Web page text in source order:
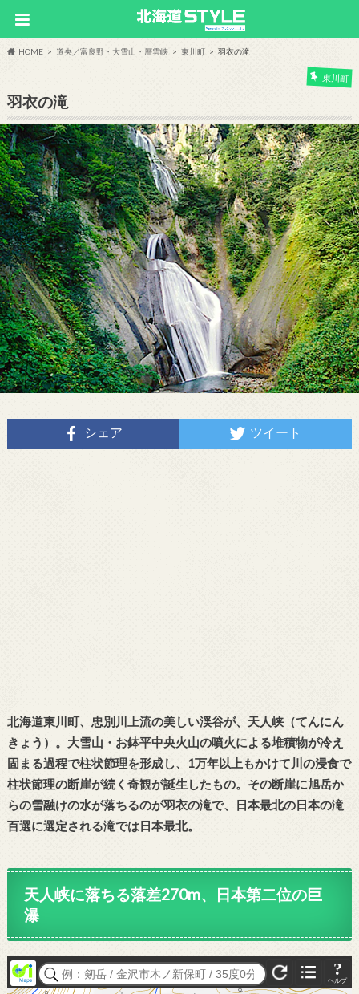
HOME 道央／富良野・大雪山・層雲峡 東川町 羽衣の滝
東川町
羽衣の滝
シェア ツイート
北海道東川町、忠別川上流の美しい渓谷が、天人峡（てんにん
きょう）。大雪山・お鉢平中央火山の噴火による堆積物が冷え
固まる過程で柱状節理を形成し、1万年以上もかけて川の浸食で
柱状節理の断崖が続く奇観が誕生したもの。その断崖に旭岳か
らの雪融けの水が落ちるのが羽衣の滝で、日本最北の日本の滝
百選に選定される滝では日本最北。
天人峡に落ちる落差270m、日本第二位の巨
瀑